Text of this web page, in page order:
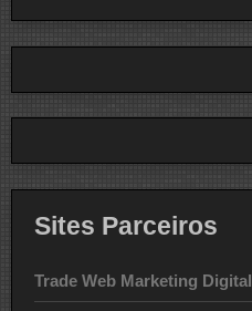
Sites Parceiros
Trade Web Marketing Digital